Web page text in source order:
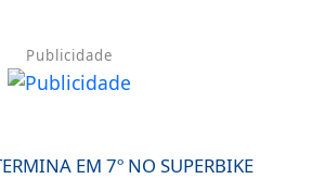
Publicidade
EM 7º NO SUPERBIKE